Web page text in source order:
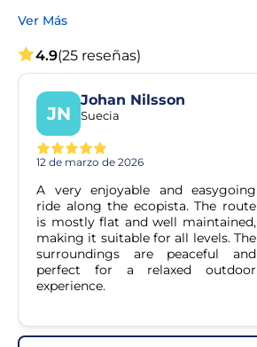
Ver Más
4.9(25 reseñas)
JN
Johan Nilsson
Suecia
12 de marzo de 2026
A very enjoyable and easygoing
ride along the ecopista. The route
is mostly flat and well maintained,
making it suitable for all levels. The
surroundings are peaceful and
perfect for a relaxed outdoor
experience.